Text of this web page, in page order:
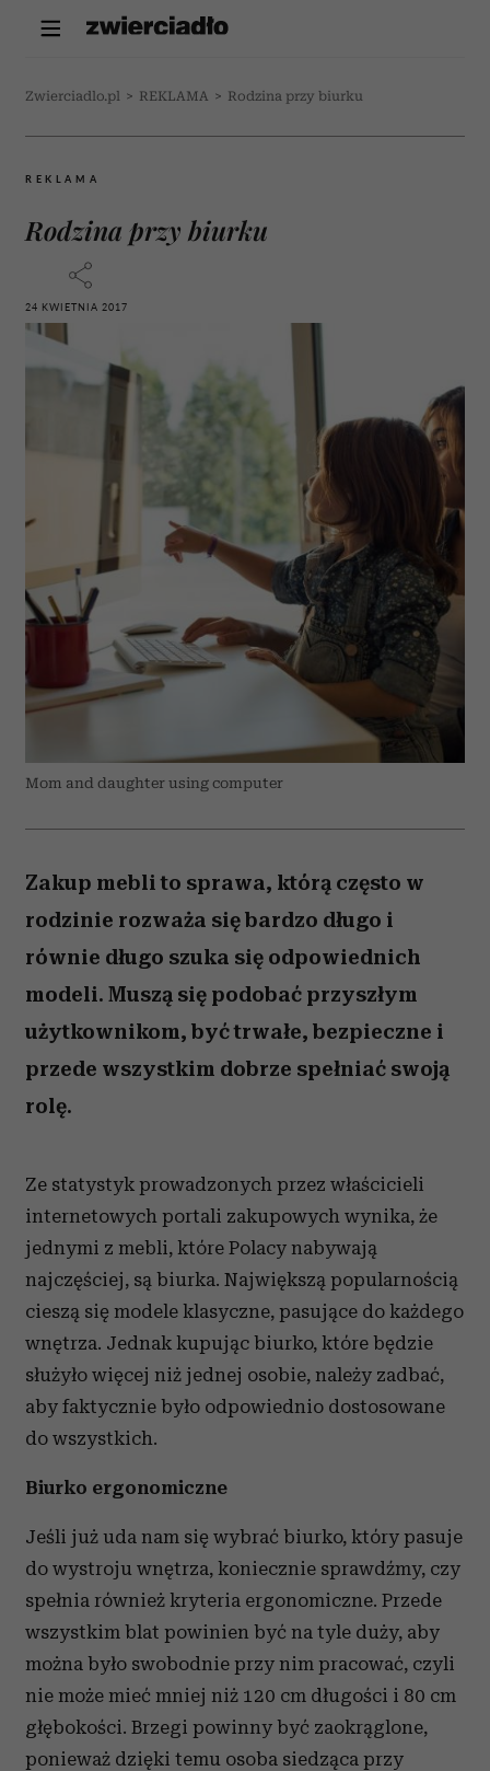
Zwierciadlo.pl > REKLAMA > Rodzina przy biurku
REKLAMA
Rodzina przy biurku
24 KWIETNIA 2017
Mom and daughter using computer
Zakup mebli to sprawa, którą często w
rodzinie rozważa się bardzo długo i
równie długo szuka się odpowiednich
modeli. Muszą się podobać przyszłym
użytkownikom, być trwałe, bezpieczne i
przede wszystkim dobrze spełniać swoją
rolę.
Ze statystyk prowadzonych przez właścicieli
internetowych portali zakupowych wynika, że
jednymi z mebli, które Polacy nabywają
najczęściej, są biurka. Największą popularnością
cieszą się modele klasyczne, pasujące do każdego
wnętrza. Jednak kupując biurko, które będzie
służyło więcej niż jednej osobie, należy zadbać,
aby faktycznie było odpowiednio dostosowane
do wszystkich.
Biurko ergonomiczne
Jeśli już uda nam się wybrać biurko, który pasuje
do wystroju wnętrza, koniecznie sprawdźmy, czy
spełnia również kryteria ergonomiczne. Przede
wszystkim blat powinien być na tyle duży, aby
można było swobodnie przy nim pracować, czyli
nie może mieć mniej niż 120 cm długości i 80 cm
głębokości. Brzegi powinny być zaokrąglone,
ponieważ dzięki temu osoba siedząca przy